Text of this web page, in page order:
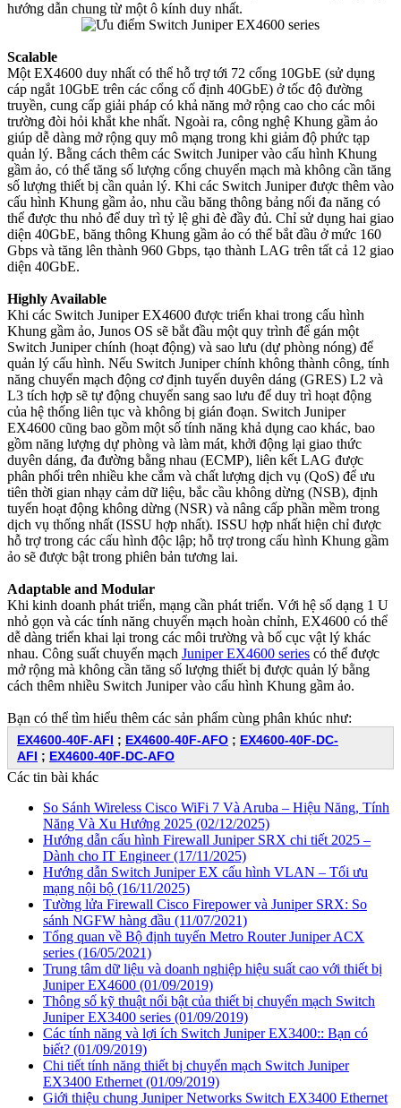
hướng dẫn chung từ một ô kính duy nhất.
Scalable
Một EX4600 duy nhất có thể hỗ trợ tới 72 cổng 10GbE (sử dụng
cáp ngắt 10GbE trên các cổng cố định 40GbE) ở tốc độ đường
truyền, cung cấp giải pháp có khả năng mở rộng cao cho các môi
trường đòi hỏi khắt khe nhất. Ngoài ra, công nghệ Khung gầm ảo
giúp dễ dàng mở rộng quy mô mạng trong khi giảm độ phức tạp
quản lý. Bằng cách thêm các Switch Juniper vào cấu hình Khung
gầm ảo, có thể tăng số lượng cổng chuyển mạch mà không cần tăng
số lượng thiết bị cần quản lý. Khi các Switch Juniper được thêm vào
cấu hình Khung gầm ảo, nhu cầu băng thông bảng nối đa năng có
thể được thu nhỏ để duy trì tỷ lệ ghi đè đầy đủ. Chỉ sử dụng hai giao
diện 40GbE, băng thông Khung gầm ảo có thể bắt đầu ở mức 160
Gbps và tăng lên thành 960 Gbps, tạo thành LAG trên tất cả 12 giao
diện 40GbE.
Highly Available
Khi các Switch Juniper EX4600 được triển khai trong cấu hình
Khung gầm ảo, Junos OS sẽ bắt đầu một quy trình để gán một
Switch Juniper chính (hoạt động) và sao lưu (dự phòng nóng) để
quản lý cấu hình. Nếu Switch Juniper chính không thành công, tính
năng chuyển mạch động cơ định tuyến duyên dáng (GRES) L2 và
L3 tích hợp sẽ tự động chuyển sang sao lưu để duy trì hoạt động
của hệ thống liên tục và không bị gián đoạn. Switch Juniper
EX4600 cũng bao gồm một số tính năng khả dụng cao khác, bao
gồm năng lượng dự phòng và làm mát, khởi động lại giao thức
duyên dáng, đa đường bằng nhau (ECMP), liên kết LAG được
phân phối trên nhiều khe cắm và chất lượng dịch vụ (QoS) để ưu
tiên thời gian nhạy cảm dữ liệu, bắc cầu không dừng (NSB), định
tuyến hoạt động không dừng (NSR) và nâng cấp phần mềm trong
dịch vụ thống nhất (ISSU hợp nhất). ISSU hợp nhất hiện chỉ được
hỗ trợ trong các cấu hình độc lập; hỗ trợ trong cấu hình Khung gầm
ảo sẽ được bật trong phiên bản tương lai.
Adaptable and Modular
Khi kinh doanh phát triển, mạng cần phát triển. Với hệ số dạng 1 U
nhỏ gọn và các tính năng chuyển mạch hoàn chỉnh, EX4600 có thể
dễ dàng triển khai lại trong các môi trường và bố cục vật lý khác
nhau. Công suất chuyển mạch JuniperEX4600 series có thể được
mở rộng mà không cần tăng số lượng thiết bị được quản lý bằng
cách thêm nhiều Switch Juniper vào cấu hình Khung gầm ảo.
Bạn có thể tìm hiểu thêm các sản phẩm cùng phân khúc như:
EX4600-40F-AFI ; EX4600-40F-AFO ; EX4600-40F-DC-
AFI ; EX4600-40F-DC-AFO
Các tin bài khác
So Sánh Wireless Cisco WiFi 7 Và Aruba – Hiệu Năng, Tính
Năng Và Xu Hướng 2025 (02/12/2025)
Hướng dẫn cấu hình Firewall Juniper SRX chi tiết 2025 –
Dành cho IT Engineer(17/11/2025)
Hướng dẫn Switch Juniper EX cấu hình VLAN – Tối ưu
mạng nội bộ (16/11/2025)
Tường lửa Firewall Cisco Firepower và Juniper SRX: So
sánh NGFW hàng đầu (11/07/2021)
Tổng quan về Bộ định tuyến Metro Router Juniper ACX
series (16/05/2021)
Trung tâm dữ liệu và doanh nghiệp hiệu suất cao với thiết bị
Juniper EX4600 (01/09/2019)
Thông số kỹ thuật nổi bật của thiết bị chuyển mạch Switch
Juniper EX3400 series (01/09/2019)
Các tính năng và lợi ích Switch Juniper EX3400:: Bạn có
biết? (01/09/2019)
Chi tiết tính năng thiết bị chuyển mạch Switch Juniper
EX3400 Ethernet (01/09/2019)
Giới thiệu chung Juniper Networks Switch EX3400 Ethernet